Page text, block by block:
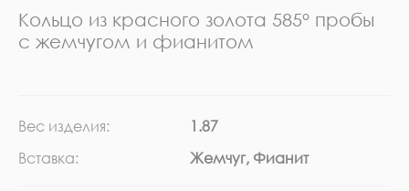
Кольцо из красного золота 585° пробы
с жемчугом и фианитом
Вес изделия:
1.87
Вставка:
Жемчуг, Фианит